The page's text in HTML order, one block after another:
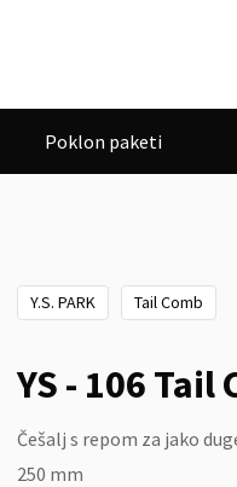
Poklon paketi
Y.S. PARK Tail Comb
YS - 106 Tail
Češalj s repom za jako
250 mm